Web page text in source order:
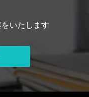
いたします